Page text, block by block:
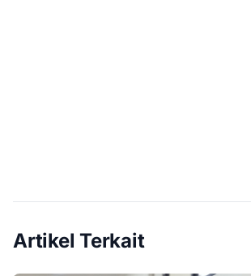
Artikel Terkait